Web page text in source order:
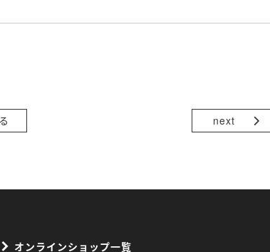
next
オンラインショップ一覧